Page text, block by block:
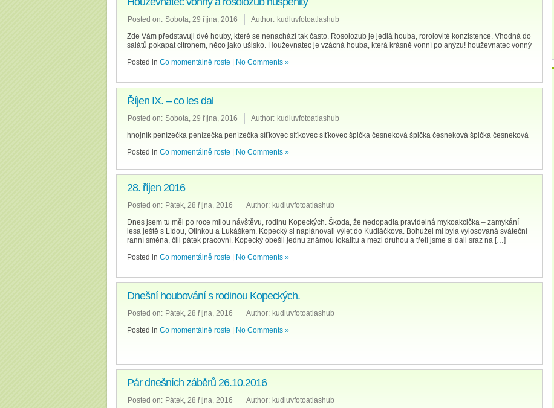
Posted on: Sobota, 29 října, 2016 Author: kudluvfotoatlashub
Zde Vám představuji dvě houby, které se nenachází tak často. Rosolozub je jedlá houba, rorolovité konzistence. Vhodná do
salátů,pokapat citronem, něco jako ušisko. Houževnatec je vzácná houba, která krásně vonní po anýzu! houževnatec vonný
Posted in Co momentálně roste No Comments »
Říjen IX. – co les dal
Posted on: Sobota, 29 října, 2016 Author: kudluvfotoatlashub
hnojník penízečka penízečka penízečka síťkovec síťkovec síťkovec špička česneková špička česneková špička česneková
Posted in Co momentálně roste No Comments »
28. říjen 2016
Posted on: Pátek, 28 října, 2016 Author: kudluvfotoatlashub
Dnes jsem tu měl po roce milou návštěvu, rodinu Kopeckých. Škoda, že nedopadla pravidelná mykoakcička – zamykání
lesa ještě s Lídou, Olinkou a Lukáškem. Kopecký si naplánovali výlet do Kudláčkova. Bohužel mi byla vylosovaná sváteční
ranní směna, čili pátek pracovní. Kopecký obešli jednu známou lokalitu a mezi druhou a třetí jsme si dali sraz na […]
Posted in Co momentálně roste No Comments »
Dnešní houbování s rodinou Kopeckých.
Posted on: Pátek, 28 října, 2016 Author: kudluvfotoatlashub
Posted in Co momentálně roste No Comments »
Pár dnešních záběrů 26.10.2016
Posted on: Pátek, 28 října, 2016 Author: kudluvfotoatlashub